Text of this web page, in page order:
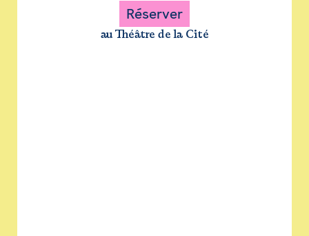
Réserver
au Théâtre de la Cité